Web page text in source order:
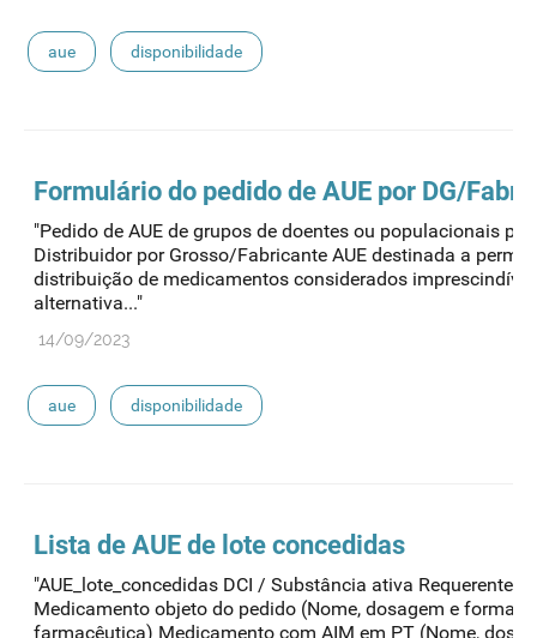
aue disponibilidade
Formulário do pedido de AUE por DG/
"Pedido de AUE de grupos de doentes ou populacionais por
Distribuidor por Grosso/Fabricante AUE destinada a
distribuição de medicamentos considerados
alternativa..."
14/09/2023
aue disponibilidade
Lista de AUE de lote concedidas
"AUE_lote_concedidas DCI / Substância ativa Requerente
Medicamento objeto do pedido (Nome, dosagem e forma
farmacêutica) Medicamento com AIM em PT (Nome,